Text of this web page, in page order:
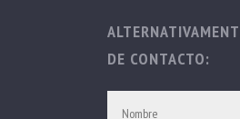
DE CONTACTO: